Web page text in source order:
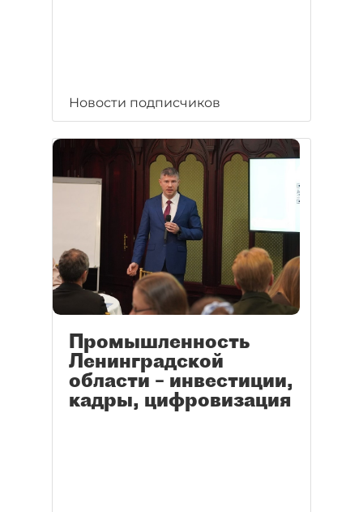
Новости подписчиков
Промышленность
Ленинградской
области – инвестиции,
кадры, цифровизация